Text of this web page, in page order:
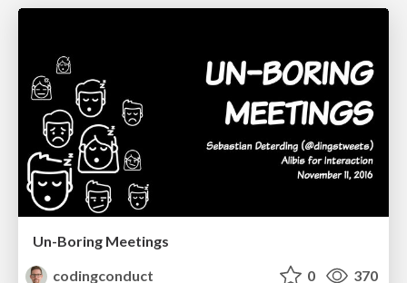
Un-Boring Meetings
codingconduct
0 370